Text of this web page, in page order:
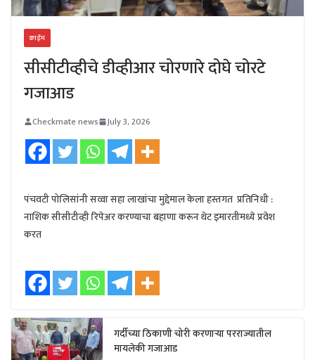
क्राईम
सीसीटीव्हीचे डीव्हीआर चोरणारे दोघे चोरटे
गजाआड
Checkmate news July 3, 2026
पंचवटी पोलिसांनी सव्वा सहा लाखांचा मुद्देमाल केला हस्तगत प्रतिनिधी :
नाशिक सीसीटीव्ही रिपेअर करण्याचा बहाणा करून थेट इमारतीमध्ये प्रवेश
करत
गर्दीच्या ठिकाणी चोरी करणाऱ्या परराज्यातील
मायलेकी गजाआड